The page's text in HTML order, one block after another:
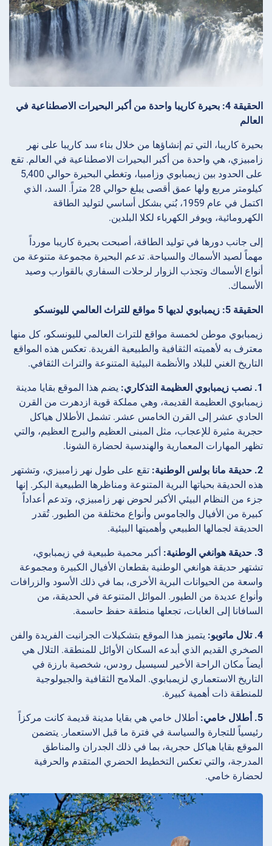
الحقيقة 4: بحيرة كاريبا واحدة من أكبر البحيرات الاصطناعية في
العالم
بحيرة كاريبا، التي تم إنشاؤها من خلال بناء سد كاريبا على نهر
زامبيزي، هي واحدة من أكبر البحيرات الاصطناعية في العالم. تقع
على الحدود بين زيمبابوي وزامبيا، وتغطي البحيرة حوالي 5,400
كيلومتر مربع ولها عمق أقصى يبلغ حوالي 28 متراً. السد، الذي
اكتمل في عام 1959، بُني بشكل أساسي لتوليد الطاقة
الكهرومائية، ويوفر الكهرباء لكلا البلدين.
إلى جانب دورها في توليد الطاقة، أصبحت بحيرة كاريبا مورداً
مهماً لصيد الأسماك والسياحة. تدعم البحيرة مجموعة متنوعة من
أنواع الأسماك وتجذب الزوار لرحلات السفاري بالقوارب وصيد
الأسماك.
الحقيقة 5: زيمبابوي لديها 5 مواقع للتراث العالمي لليونسكو
زيمبابوي موطن لخمسة مواقع للتراث العالمي لليونسكو، كل منها
معترف به لأهميته الثقافية والطبيعية الفريدة. تعكس هذه المواقع
التاريخ الغني للبلاد والأنظمة البيئية المتنوعة والتراث الثقافي.
1. نصب زيمبابوي العظيمة التذكاري:
يضم هذا الموقع بقايا مدينة
زيمبابوي العظيمة القديمة، وهي مملكة قوية ازدهرت من القرن
الحادي عشر إلى القرن الخامس عشر. تشمل الأطلال هياكل
حجرية مثيرة للإعجاب، مثل المبنى العظيم والبرج العظيم، والتي
تظهر المهارات المعمارية والهندسية لحضارة الشونا.
2. حديقة مانا بولس الوطنية:
تقع على طول نهر زامبيزي، وتشتهر
هذه الحديقة بحياتها البرية المتنوعة ومناظرها الطبيعية البكر. إنها
جزء من النظام البيئي الأكبر لحوض نهر زامبيزي، وتدعم أعداداً
كبيرة من الأفيال والجاموس وأنواع مختلفة من الطيور. تُقدر
الحديقة لجمالها الطبيعي وأهميتها البيئية.
3. حديقة هوانغي الوطنية:
أكبر محمية طبيعية في زيمبابوي،
تشتهر حديقة هوانغي الوطنية بقطعان الأفيال الكبيرة ومجموعة
واسعة من الحيوانات البرية الأخرى، بما في ذلك الأسود والزرافات
وأنواع عديدة من الطيور. الموائل المتنوعة في الحديقة، من
السافانا إلى الغابات، تجعلها منطقة حفظ حاسمة.
4. تلال ماتوبو:
يتميز هذا الموقع بتشكيلات الجرانيت الفريدة والفن
الصخري القديم الذي أبدعه السكان الأوائل للمنطقة. التلال هي
أيضاً مكان الراحة الأخير لسيسيل رودس، شخصية بارزة في
التاريخ الاستعماري لزيمبابوي. الملامح الثقافية والجيولوجية
للمنطقة ذات أهمية كبيرة.
5. أطلال خامي:
أطلال خامي هي بقايا مدينة قديمة كانت مركزاً
رئيسياً للتجارة والسياسة في فترة ما قبل الاستعمار. يتضمن
الموقع بقايا هياكل حجرية، بما في ذلك الجدران والمناطق
المدرجة، والتي تعكس التخطيط الحضري المتقدم والحرفية
لحضارة خامي.